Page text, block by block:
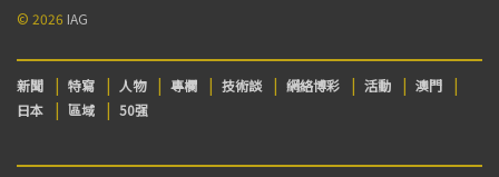
© 2026 IAG
新聞 特寫 人物 專欄 技術談 網絡博彩 活動
澳門
日本
區域 50强